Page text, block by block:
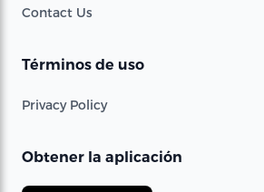
Contact Us
Términos de uso
Privacy Policy
Obtener la aplicación